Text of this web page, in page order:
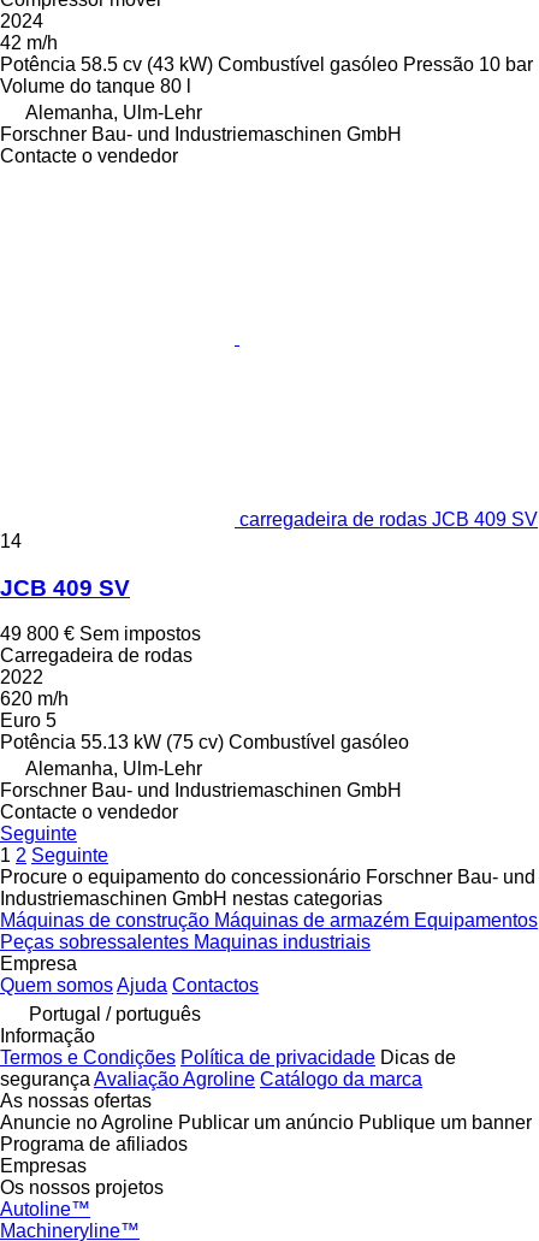
2024
42 m/h
Potência 58.5 cv (43 kW) Combustível gasóleo Pressão 10 bar
Volume do tanque 80 l
Alemanha, Ulm-Lehr
Forschner Bau- und Industriemaschinen GmbH
Contacte o vendedor
carregadeira de rodas JCB 409 SV
14
JCB 409 SV
49 800 € Sem impostos
Carregadeira de rodas
2022
620 m/h
Euro 5
Potência 55.13 kW (75 cv) Combustível gasóleo
Alemanha, Ulm-Lehr
Forschner Bau- und Industriemaschinen GmbH
Contacte o vendedor
Seguinte
1 2 Seguinte
Procure o equipamento do concessionário Forschner Bau- und
Industriemaschinen GmbH nestas categorias
Máquinas de construção Máquinas de armazém Equipamentos
Peças sobressalentes Maquinas industriais
Empresa
Quem somosAjuda Contactos
Portugal / português
Informação
Termos e Condições Política de privacidade Dicas de
segurança Avaliação Agroline Catálogo da marca
As nossas ofertas
Anuncie no Agroline Publicar um anúncio Publique um banner
Programa de afiliados
Empresas
Os nossos projetos
Autoline™
Machineryline™